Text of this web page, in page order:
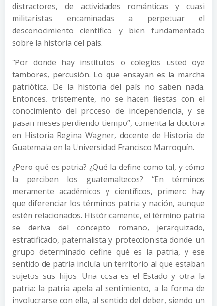
distractores, de actividades románticas y cuasi
militaristas encaminadas a perpetuar el
desconocimiento científico y bien fundamentado
sobre la historia del país.
“Por donde hay institutos o colegios usted oye
tambores, percusión. Lo que ensayan es la marcha
patriótica. De la historia del país no saben nada.
Entonces, tristemente, no se hacen fiestas con el
conocimiento del proceso de independencia, y se
pasan meses perdiendo tiempo”, comenta la doctora
en Historia Regina Wagner, docente de Historia de
Guatemala en la Universidad Francisco Marroquín.
¿Pero qué es patria? ¿Qué la define como tal, y cómo
la perciben los guatemaltecos? “En términos
meramente académicos y científicos, primero hay
que diferenciar los términos patria y nación, aunque
estén relacionados. Históricamente, el término patria
se deriva del concepto romano, jerarquizado,
estratificado, paternalista y proteccionista donde un
grupo determinado define qué es la patria, y ese
sentido de patria incluía un territorio al que estaban
sujetos sus hijos. Una cosa es el Estado y otra la
patria: la patria apela al sentimiento, a la forma de
involucrarse con ella, al sentido del deber, siendo un